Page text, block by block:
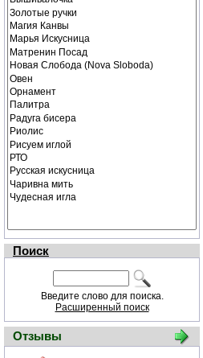
Поиск
Введите слово для поиска.
Расширенный поиск
Отзывы